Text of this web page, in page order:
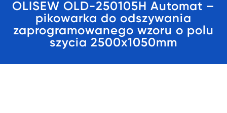
OLISEW OLD-250105H Automat –
pikowarka do odszywania
zaprogramowanego wzoru o polu
szycia 2500x1050mm